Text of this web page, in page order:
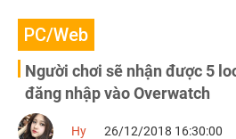
PC/Web
Người chơi sẽ nhận được 5
đăng nhập vào Overwatch
Hy 26/12/2018 16:30:00